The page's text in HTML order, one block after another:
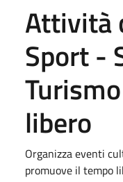
Attività
Sport -
libero
Organizza eventi
promuove il tempo